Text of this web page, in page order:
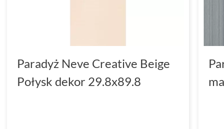
Paradyż Neve Creative Beige
Połysk dekor 29.8x89.8